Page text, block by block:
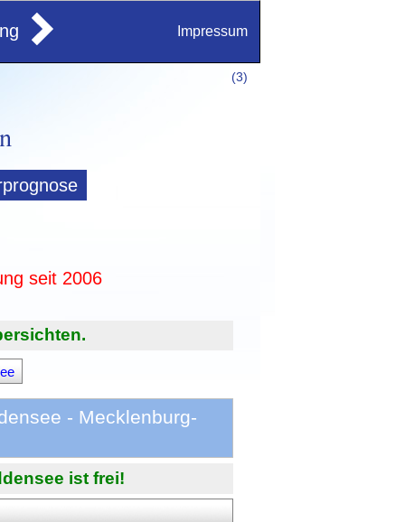
Impressum
(3)
seit 2006
- Mecklenburg-
ist frei!